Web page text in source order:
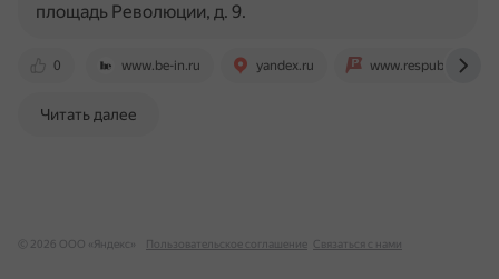
0 www.be-in.ru yandex.ru www.respublika-nn.ru
площадь Революции, д. 9.
Читать далее
© 2026 ООО «Яндекс» Пользовательское соглашение Связаться с нами